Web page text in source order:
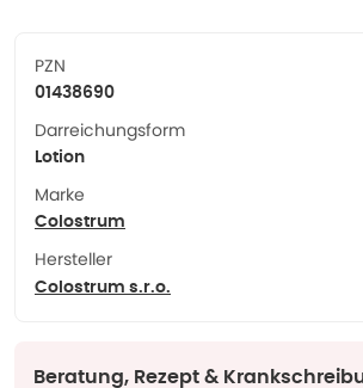
PZN
01438690
Darreichungsform
Lotion
Marke
Colostrum
Hersteller
Colostrum s.r.o.
Beratung, Rezept &